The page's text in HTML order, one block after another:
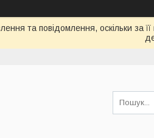
та повідомлення, оскільки за